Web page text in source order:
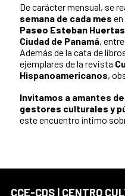
De carácter mensual, se
semana de cada mes
Paseo Esteban
Ciudad de Panamá, entre
Además de la cata de
ejemplares de la revista
Hispanoamericanos,
Invitamos a amantes
gestores culturales y
este encuentro íntimo
CCE-CDS | CENTRO